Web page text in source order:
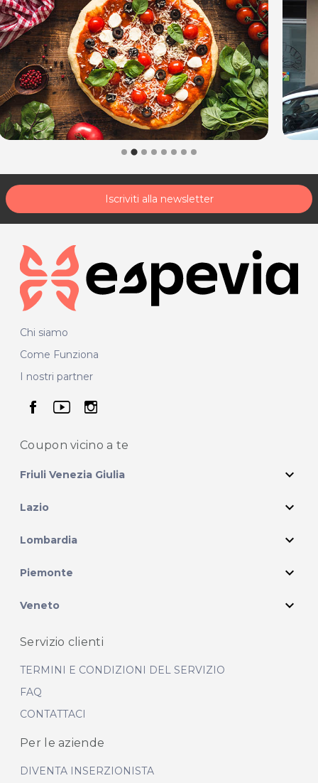
Iscriviti alla newsletter
Chi siamo
Come Funziona
I nostri partner
seguici su facebook
seguici su youtube
seguici su instagram
Coupon vicino a te
Friuli Venezia Giulia expand_more
Lazio expand_more
Lombardia expand_more
Piemonte expand_more
Veneto expand_more
Servizio clienti
TERMINI E CONDIZIONI DEL SERVIZIO
FAQ
CONTATTACI
Per le aziende
DIVENTA INSERZIONISTA